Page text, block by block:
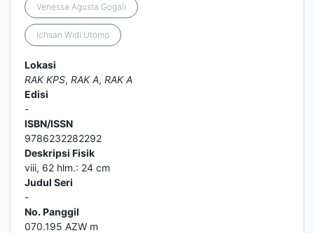
Venessa Agusta Gogali
Ichsan Widi Utomo
Lokasi
RAK KPS, RAK A, RAK A
Edisi
-
ISBN/ISSN
9786232282292
Deskripsi Fisik
viii, 62 hlm.: 24 cm
Judul Seri
-
No. Panggil
070.195 AZW m